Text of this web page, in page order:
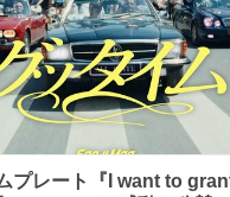
プレート『I want to